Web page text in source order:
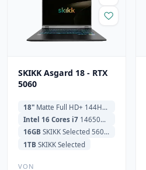
SKIKK Asgard 18 - RTX
5060
18" Matte Full HD+ 144Hz (1920x1200)
Intel 16 Cores i7 14650HX 1.6GHz (5.2GHz) 30MB Cache
16GB SKIKK Selected 5600MHz
1TB SKIKK Selected
VON